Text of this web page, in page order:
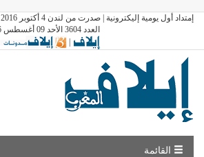
إمتداد أول يومية إليكترونية | صدرت من لندن 4 أكتوبر 2016
العدد 3604 الأحد 09 أغسطس 2026 آخر تحديث GMT 11:35
|
القائمة